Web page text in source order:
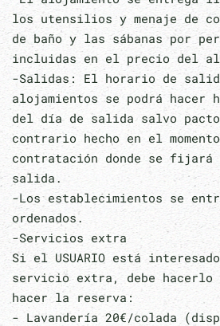
los utensilios y menaje de
de baño y las sábanas por
incluidas en el precio del
-Salidas: El horario de
alojamientos se podrá hacer
del día de salida salvo
contrario hecho en el
contratación donde se fijará
salida.
-Los establecimientos se
ordenados.
-Servicios extra
Si el USUARIO está
servicio extra, debe hacerlo
hacer la reserva:
- Lavandería 20€/colada